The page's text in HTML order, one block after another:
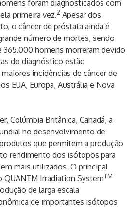
foram diagnosticados com
primeira vez.2 Apesar dos
o câncer de próstata ainda é
número de mortes, sendo
365.000 homens morreram devido
do diagnóstico estão
incidências de câncer de
EUA, Europa, Austrália e Nova
Colúmbia Britânica, Canadá, a
no desenvolvimento de
que permitem a produção
rendimento dos isótopos para
mais utilizados. O principal
QUANTM Irradiation SystemTM
de larga escala
de importantes isótopos